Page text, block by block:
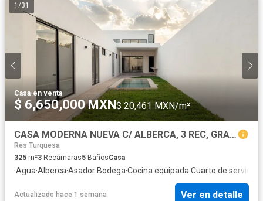
1 /31
Casa·en venta
$ 6,650,000 MXN$ 20,461 MXN/m²
CASA MODERNA NUEVA C/ ALBERCA, 3 REC, GRAN TERRENO, NORTE DE MERIDA, YUCATAN
Res Turquesa
325 m²3 Recámaras5 BañosCasa
·Agua·Alberca·Asador·Bodega·Cocina equipada·Cuarto de servicio
Actualizado hace 1 semana Ver en detalle